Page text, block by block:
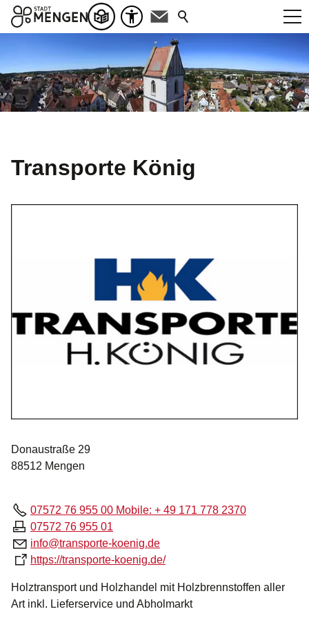
Transporte König
Donaustraße 29
88512 Mengen
07572 76 955 00 Mobile: + 49 171 778 2370
07572 76 955 01
nf
tr nsp rt -k n g d
https://transporte-koenig.de/
Holztransport und Holzhandel mit Holzbrennstoffen aller
Art inkl. Lieferservice und Abholmarkt